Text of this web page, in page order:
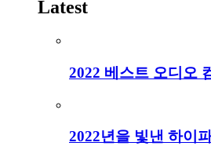
Latest
2022 베스트 오디오
2022년을 빛낸 하이